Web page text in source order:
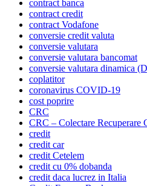
contract banca
contract credit
contract Vodafone
conversie credit valuta
conversie valutara
conversie valutara bancomat
conversie valutara dinamica
coplatitor
coronavirus COVID-19
cost poprire
CRC
CRC – Colectare Recuperare
credit
credit car
credit Cetelem
credit cu 0% dobanda
credit daca lucrez in Italia